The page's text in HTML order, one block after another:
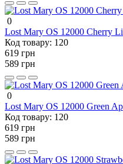
0
Lost Mary OS 12000 Cherry
Код товару: 120
619 грн
589 грн
0
Lost Mary OS 12000 Green
Код товару: 120
619 грн
589 грн